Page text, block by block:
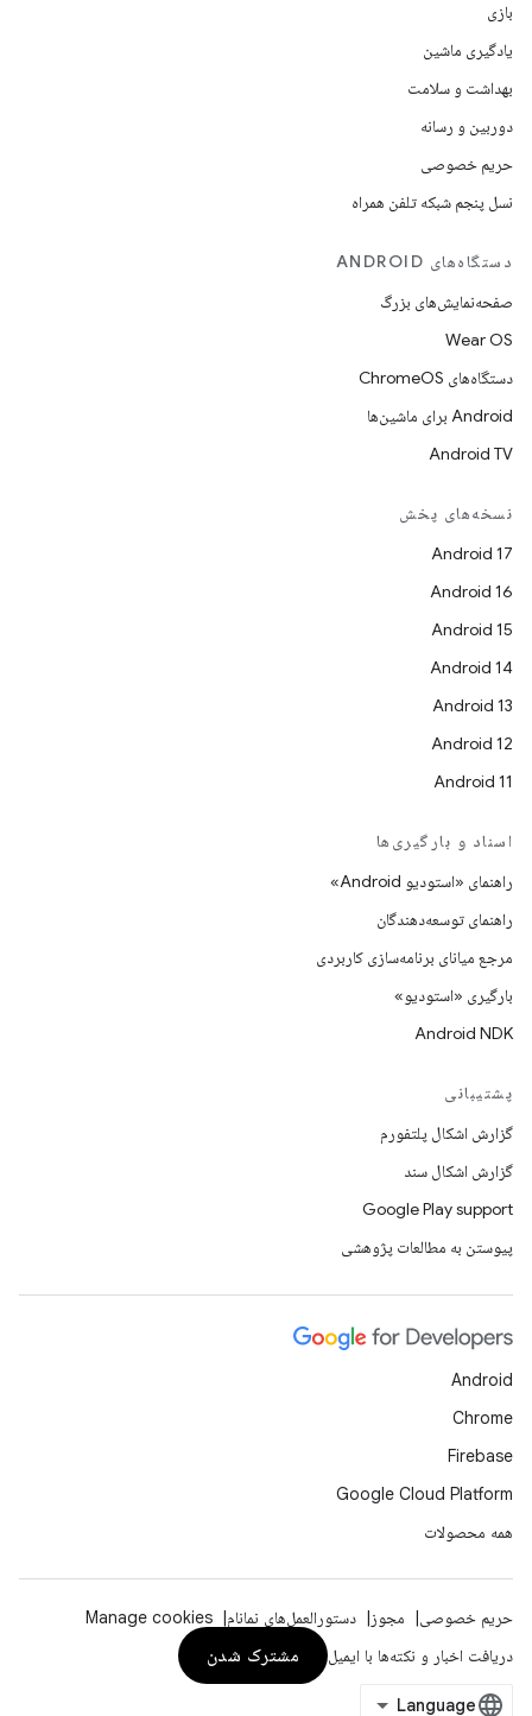
بازی
یادگیری ماشین
بهداشت و سلامت
دوربین و رسانه
حریم خصوصی
نسل پنجم شبکه تلفن همراه
دستگاه‌های ANDROID
صفحه‌نمایش‌های بزرگ
Wear OS
دستگاه‌های ChromeOS
Android برای ماشین‌ها
Android TV
نسخه‌های پخش
Android 17
Android 16
Android 15
Android 14
Android 13
Android 12
Android 11
اسناد و بارگیری‌ها
راهنمای «استودیو Android»
راهنمای توسعه‌دهندگان
مرجع میانای برنامه‌سازی کاربردی
بارگیری «استودیو»
Android NDK
پشتیبانی
گزارش اشکال پلتفورم
گزارش اشکال سند
Google Play support
پیوستن به مطالعات پژوهشی
Android
Chrome
Firebase
Google Cloud Platform
همه محصولات
حریم خصوصی مجوز دستورالعمل‌های نمانام
Manage cookies
دریافت اخبار و نکته‌ها با ایمیل
مشترک شدن